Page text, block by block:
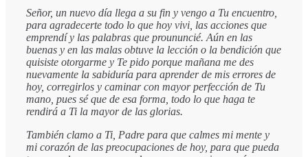
Señor, un nuevo día llega a su fin y vengo a Tu encuentro,
para agradecerte todo lo que hoy vivi, las acciones que
emprendí y las palabras que proununcié. Aún en las
buenas y en las malas obtuve la lección o la bendición que
quisiste otorgarme y Te pido porque mañana me des
nuevamente la sabiduría para aprender de mis errores de
hoy, corregirlos y caminar con mayor perfección de Tu
mano, pues sé que de esa forma, todo lo que haga te
rendirá a Ti la mayor de las glorias.
También clamo a Ti, Padre para que calmes mi mente y
mi corazón de las preocupaciones de hoy, para que pueda